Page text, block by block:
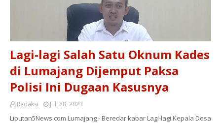
Lagi-lagi Salah Satu Oknum Kades
di Lumajang Dijemput Paksa
Polisi Ini Dugaan Kasusnya
Redaksi Juli 28, 2023
Liputan5News.com Lumajang - Beredar kabar Lagi-lagi Kepala Desa